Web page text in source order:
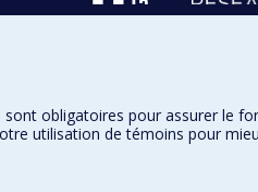
sont obligatoires pour assurer le
utilisation de témoins pour